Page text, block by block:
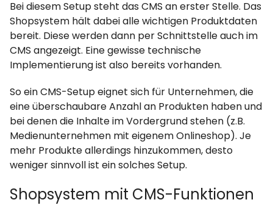
Bei diesem Setup steht das CMS an erster Stelle. Das
Shopsystem hält dabei alle wichtigen Produktdaten
bereit. Diese werden dann per Schnittstelle auch im
CMS angezeigt. Eine gewisse technische
Implementierung ist also bereits vorhanden.
So ein CMS-Setup eignet sich für Unternehmen, die
eine überschaubare Anzahl an Produkten haben und
bei denen die Inhalte im Vordergrund stehen (z.B.
Medienunternehmen mit eigenem Onlineshop). Je
mehr Produkte allerdings hinzukommen, desto
weniger sinnvoll ist ein solches Setup.
Shopsystem mit CMS-Funktionen